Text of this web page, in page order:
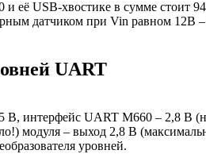
и её USB-хвостике в сумме стоит
датчиком при Vin равном 12В
UART
В, интерфейс UART M660 – 2,8 В
модуля – выход 2,8 В
уровней.